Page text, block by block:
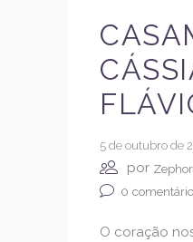
5 de outubro de
por
0
O coração